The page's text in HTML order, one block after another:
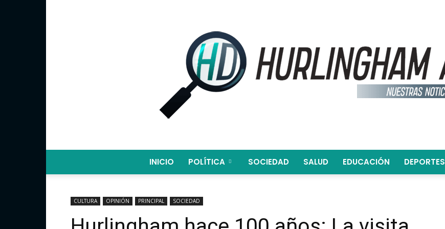
INICIO POLÍTICA SOCIEDAD SALUD EDUCACIÓN DEPORTES
CULTURA OPINIÓN PRINCIPAL SOCIEDAD